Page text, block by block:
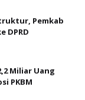
Pemkab
DPRD
Miliar Uang
PKBM